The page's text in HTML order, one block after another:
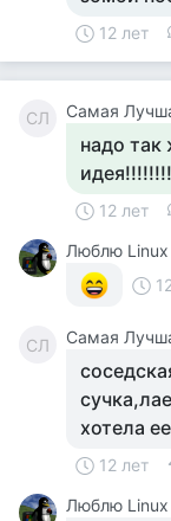
12 лет
СЛ Самая
надо так
12 лет
Люблю Linux
СЛ Самая
хотела
12 лет
Люблю Linux